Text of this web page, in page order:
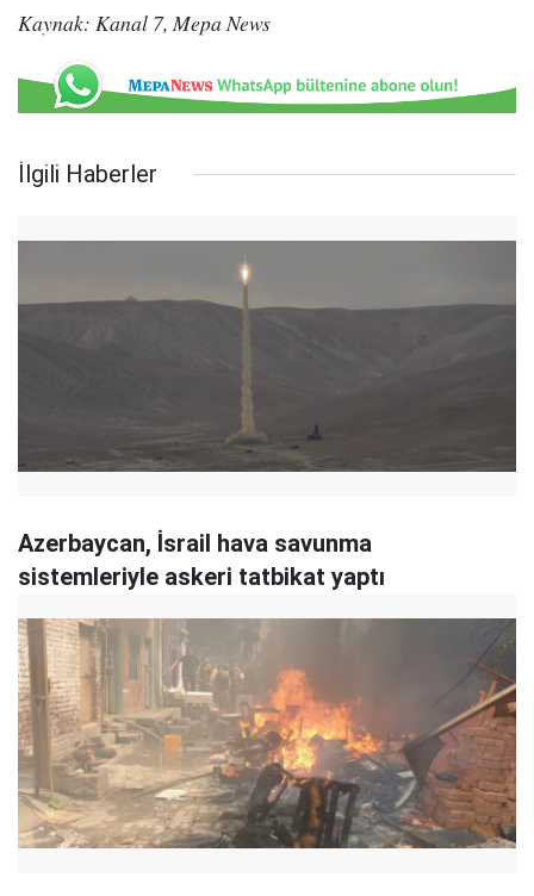
Kaynak: Kanal 7, Mepa News
İlgili Haberler
Azerbaycan, İsrail hava savunma
sistemleriyle askeri tatbikat yaptı